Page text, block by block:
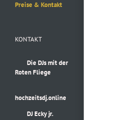
Preise & Kontakt
KONTAKT
Die DJs mit der
Roten Fliege
hochzeitsdj.online
DJ Ecky jr.